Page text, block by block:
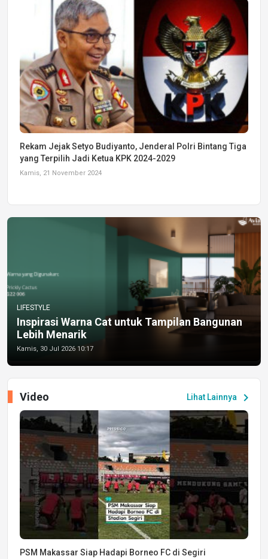
Rekam Jejak Setyo Budiyanto, Jenderal Polri Bintang Tiga
yang Terpilih Jadi Ketua KPK 2024-2029
Kamis, 21 November 2024
LIFESTYLE
Inspirasi Warna Cat untuk Tampilan Bangunan
Lebih Menarik
Kamis, 30 Jul 2026 10:17
Lihat Lainnya chevron_right
Video
PSM Makassar Siap Hadapi Borneo FC di Segiri